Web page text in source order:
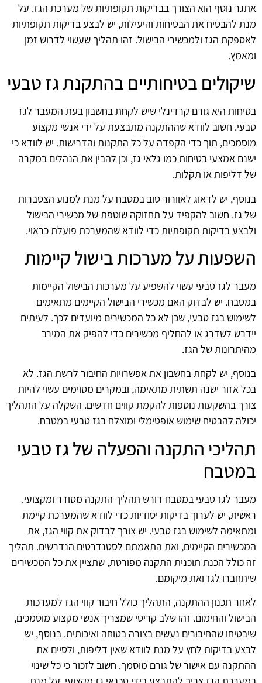
אתגר נוסף הוא הצורך בבדיקות תקופתיות של מערכת הגז. על
מנת להבטיח את הבטיחות והיעילות, יש לבצע בדיקות תקופתיות
לאספקת הגז ולמכשירי הבישול. זהו תהליך שעשוי לדרוש זמן
ומאמץ.
שיקולים בטיחותיים בהתקנת גז טבעי
בטיחות היא גורם קרדינלי שיש לקחת בחשבון בעת המעבר לגז
טבעי. חשוב לוודא שההתקנה מתבצעת על ידי אנשי מקצוע
מוסמכים, תוך כדי הקפדה על כל התקנות והדרישות. יש לוודא כי
ישנם אמצעי בטיחות כמו גלאי גז, וכן להבין את הנהלים במקרה
של דליפות או תקלות.
בנוסף, יש לדאוג לאוורור טוב במטבח על מנת למנוע הצטברות
של גז. חשוב להקפיד על תחזוקה שוטפת של מכשירי הבישול
ולבצע בדיקות תקופתיות כדי לוודא שהמערכת פועלת כראוי.
השפעות על מערכות בישול קיימות
מעבר לגז טבעי עשוי להשפיע על מערכות הבישול הקיימות
במטבח. יש לבדוק האם מכשירי הבישול הקיימים מתאימים
לשימוש בגז טבעי, שכן לא כל המכשירים מיועדים לכך. לעיתים
יידרש לשדרג או להחליף מכשירים כדי להפיק את המירב
מהיתרונות של הגז.
בנוסף, יש לקחת בחשבון את אפשרויות החיבור לרשת הגז. לא
בכל אזור ישנה תשתית מתאימה, ובמקרים מסוימים עשוי להיות
צורך בהשקעות נוספות להקמת קווים חדשים. השקלה על התהליך
יכולה להבטיח שימוש אופטימלי ומוצלח בגז טבעי במטבח.
תהליכי התקנה והפעלה של גז טבעי
במטבח
מעבר לגז טבעי במטבח דורש תהליך התקנה מסודר ומקצועי.
ראשית, יש לערוך בדיקות יסודיות כדי לוודא שהמערכת קיימת
ומתאימה לשימוש בגז טבעי. יש צורך לבדוק את קווי הגז, את
המכשירים הקיימים, ואת התאמתם לסטנדרטים הנדרשים. תהליך
זה כולל הכנת תוכנית התקנה מפורטת, שתציין את כל המכשירים
שיתחברו לגז ואת מיקומם.
לאחר תכנון ההתקנה, התהליך כולל חיבור קווי הגז למערכות
הבישול והחימום. זהו שלב קריטי שמצריך אנשי מקצוע מוסמכים,
שיבטיחו שהחיבורים נעשים בצורה בטוחה ואיכותית. בנוסף, יש
לבצע בדיקות לחץ על מנת לוודא שאין דליפות, ולסיים את
ההתקנה עם אישור של גורם מוסמך. חשוב לזכור כי כל שינוי